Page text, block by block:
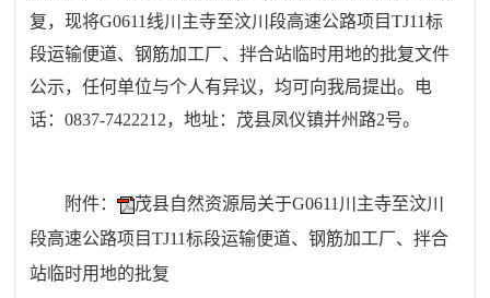
复，现将G0611线川主寺至汶川段高速公路项目TJ11标
段运输便道、钢筋加工厂、拌合站临时用地的批复文件
公示，任何单位与个人有异议，均可向我局提出。电
话：0837-7422212，地址：茂县凤仪镇并州路2号。
附件：
茂县自然资源局关于G0611川主寺至汶川
段高速公路项目TJ11标段运输便道、钢筋加工厂、拌合
站临时用地的批复